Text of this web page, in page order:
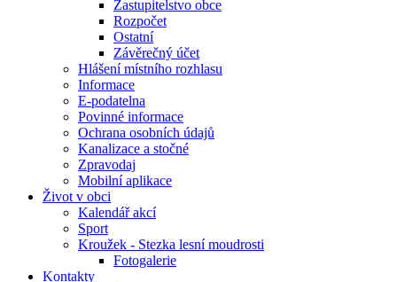
Zastupitelstvo obce
Rozpočet
Ostatní
Závěrečný účet
Hlášení místního rozhlasu
Informace
E-podatelna
Povinné informace
Ochrana osobních údajů
Kanalizace a stočné
Zpravodaj
Mobilní aplikace
Život v obci
Kalendář akcí
Sport
Kroužek - Stezka lesní moudrosti
Fotogalerie
Kontakty